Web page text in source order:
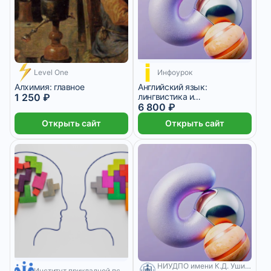
Level One
Алхимия: главное
1 250 ₽
Открыть сайт
1 700 ₽/мес
Инфоурок
Английский язык:
лингвистика и
межкультурные
коммуникации
6 800 ₽
Открыть сайт
НИУДПО имени К.Д. Ушинского